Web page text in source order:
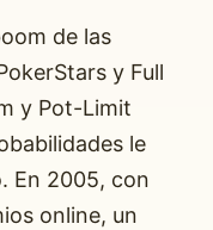
de las
y Full
y Pot-Limit
le
En 2005, con
online, un